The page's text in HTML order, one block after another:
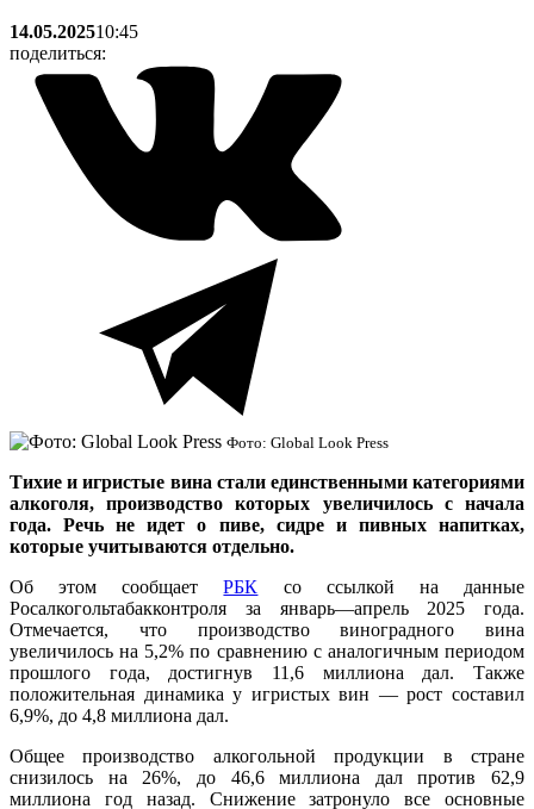
14.05.202510:45
поделиться:
Фото: Global Look Press
Тихие и игристые вина стали единственными категориями
алкоголя, производство которых увеличилось с начала
года. Речь не идет о пиве, сидре и пивных напитках,
которые учитываются отдельно.
Об этом сообщаетРБК со ссылкой на данные
Росалкогольтабакконтроля за январь—апрель 2025 года.
Отмечается, что производство виноградного вина
увеличилось на 5,2% по сравнению с аналогичным периодом
прошлого года, достигнув 11,6 миллиона дал. Также
положительная динамика у игристых вин — рост составил
6,9%, до 4,8 миллиона дал.
Общее производство алкогольной продукции в стране
снизилось на 26%, до 46,6 миллиона дал против 62,9
миллиона год назад. Снижение затронуло все основные